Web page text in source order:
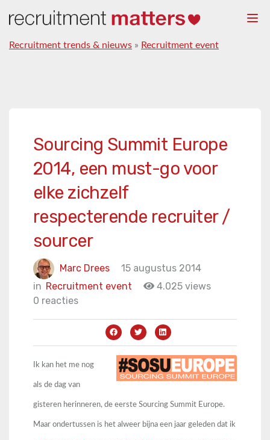
Recruitment trends & nieuws » Recruitment event
Sourcing Summit Europe
2014, een must-go voor
elke zichzelf
respecterende recruiter /
sourcer
Marc Drees
15 augustus 2014
in Recruitment event
4.025 views
0 reacties
Ik kan het me nog
als de dag van
gisteren herinneren, de eerste Sourcing Summit Europe.
Maar ondertussen is het alweer bijna een jaar geleden dat ik